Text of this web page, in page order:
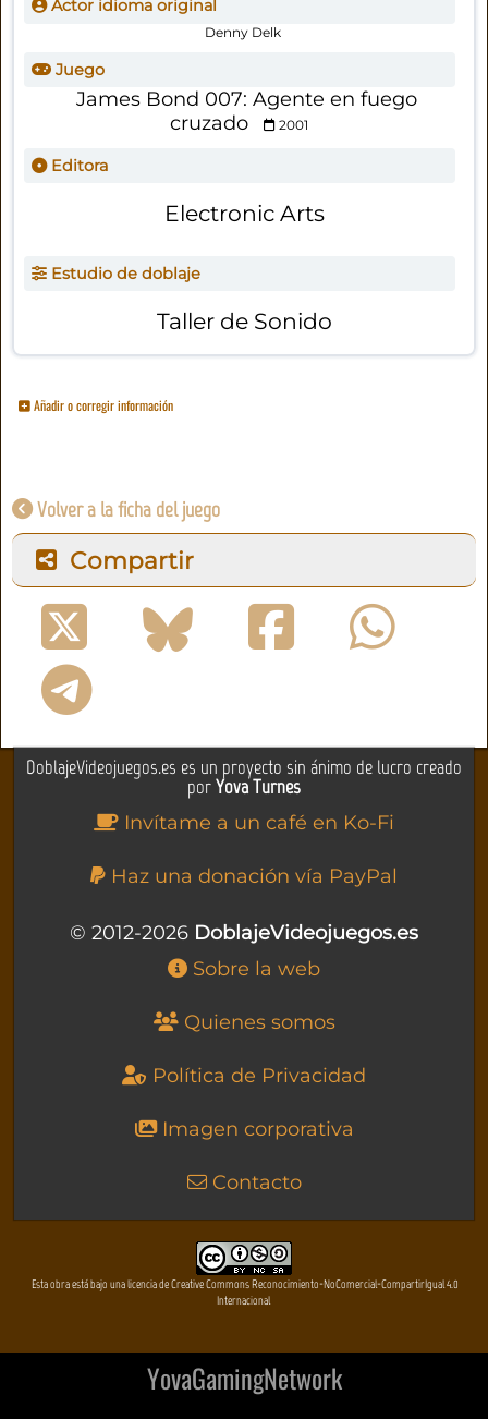
Actor idioma original
Denny Delk
Juego
James Bond 007: Agente en fuego
cruzado
2001
Editora
Electronic Arts
Estudio de doblaje
Taller de Sonido
Añadir o corregir información
Volver a la ficha del juego
Compartir
DoblajeVideojuegos.es es un proyecto sin ánimo de lucro creado
porYova Turnes
Invítame a un café en Ko-Fi
Haz una donación vía PayPal
© 2012-2026 DoblajeVideojuegos.es
Sobre la web
Quienes somos
Política de Privacidad
Imagen corporativa
Contacto
Esta obra está bajo una licencia de Creative Commons Reconocimiento-NoComercial-CompartirIgual 4.0
Internacional
YovaGamingNetwork